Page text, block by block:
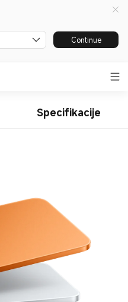
Continue
Specifikacije